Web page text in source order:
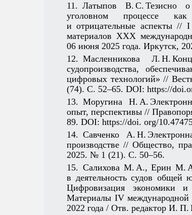
11. Латыпов В. С. Тезисно
уголовном процессе как
и отрицательные аспекты //
материалов XXХ
06 июня 2025 года. Иркутск,
12. Масленникова Л. Н.
судопроизводства,
цифровых технологий» //
(74). С. 52–65. DOI: https://
13. Моругина Н. А.
опыт, перспективы //
89. DOI: https://doi. org/
14. Савченко А. Н.
производстве // Общество,
2025. № 1 (21). С. 50–56.
15. Салихова М. А., Ерин М.
в деятельность судов общей
Цифровизация экономики и
Материалы IV международной
2022 года / Отв. редактор И.